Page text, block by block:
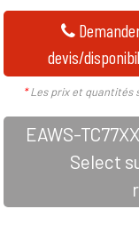
devis/
*Les prix et quantités
EAWS-
Select